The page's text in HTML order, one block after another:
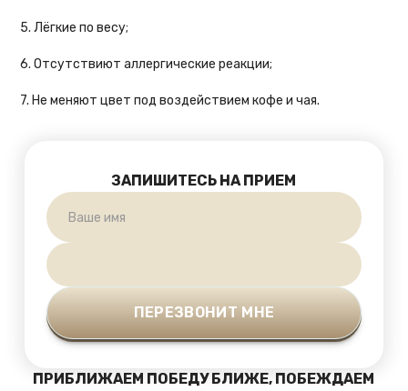
5. Лёгкие по весу;
6. Отсутствиют аллергические реакции;
7. Не меняют цвет под воздействием кофе и чая.
ЗАПИШИТЕСЬ НА ПРИЕМ
ПРИБЛИЖАЕМ ПОБЕДУ БЛИЖЕ, ПОБЕЖДАЕМ